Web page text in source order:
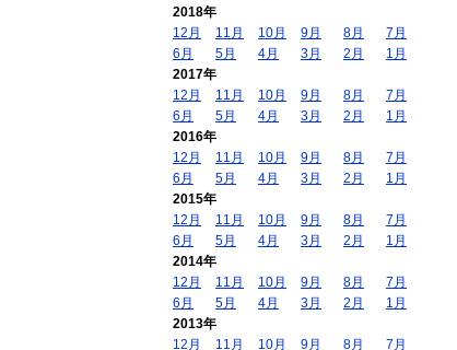
2018年
12月
11月 10月 9月 8月
7月
6月
5月 4月 3月 2月
1月
2017年
12月
11月 10月 9月 8月
7月
6月
5月 4月 3月 2月
1月
2016年
12月
11月 10月 9月 8月
7月
6月
5月 4月 3月 2月
1月
2015年
12月
11月 10月 9月 8月
7月
6月
5月 4月 3月 2月
1月
2014年
12月
11月 10月 9月 8月
7月
6月
5月 4月 3月 2月
1月
2013年
12月
11月 10月 9月 8月 7月